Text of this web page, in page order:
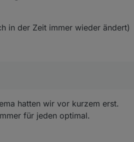
in der Zeit immer wieder ändert)
hatten wir vor kurzem erst.
für jeden optimal.